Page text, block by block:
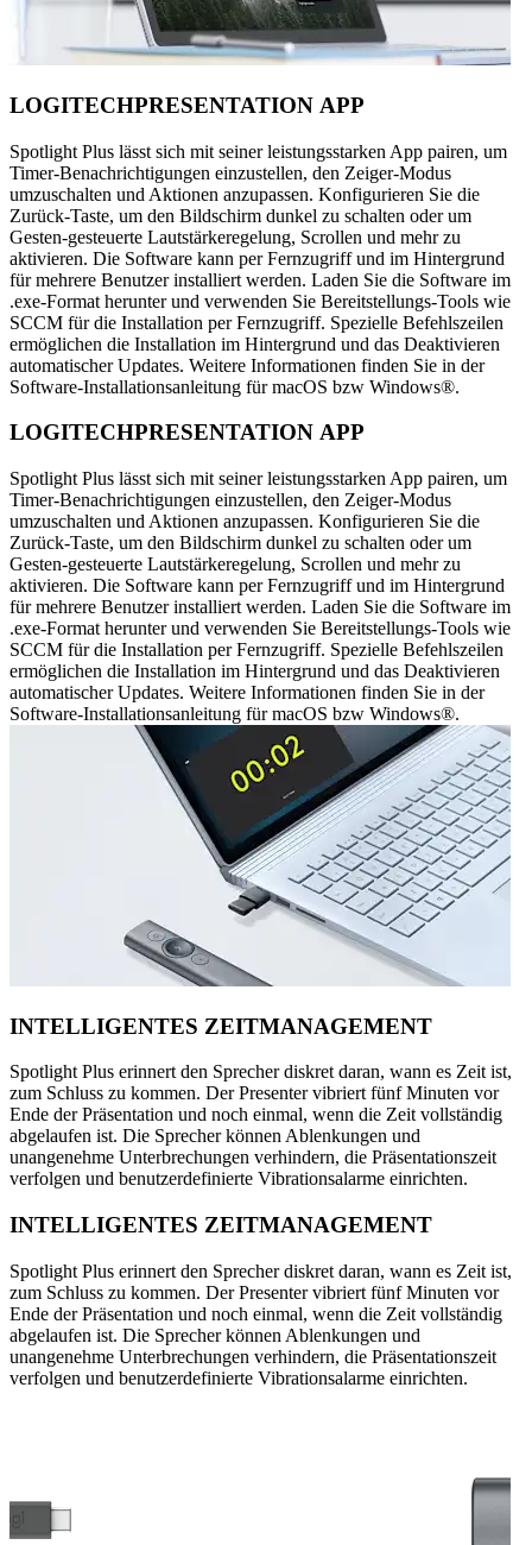
LOGITECH­PRESENTATION APP
Spotlight Plus lässt sich mit seiner leistungsstarken App pairen, um
Timer-Benachrichtigungen einzustellen, den Zeiger-Modus
umzuschalten und Aktionen anzupassen. Konfigurieren Sie die
Zurück-Taste, um den Bildschirm dunkel zu schalten oder um
Gesten-gesteuerte Lautstärkeregelung, Scrollen und mehr zu
aktivieren. Die Software kann per Fernzugriff und im Hintergrund
für mehrere Benutzer installiert werden. Laden Sie die Software im
.exe-Format herunter und verwenden Sie Bereitstellungs-Tools wie
SCCM für die Installation per Fernzugriff. Spezielle Befehlszeilen
ermöglichen die Installation im Hintergrund und das Deaktivieren
automatischer Updates. Weitere Informationen finden Sie in der
Software-Installationsanleitung für macOS bzw Windows®.
LOGITECH­PRESENTATION APP
Spotlight Plus lässt sich mit seiner leistungsstarken App pairen, um
Timer-Benachrichtigungen einzustellen, den Zeiger-Modus
umzuschalten und Aktionen anzupassen. Konfigurieren Sie die
Zurück-Taste, um den Bildschirm dunkel zu schalten oder um
Gesten-gesteuerte Lautstärkeregelung, Scrollen und mehr zu
aktivieren. Die Software kann per Fernzugriff und im Hintergrund
für mehrere Benutzer installiert werden. Laden Sie die Software im
.exe-Format herunter und verwenden Sie Bereitstellungs-Tools wie
SCCM für die Installation per Fernzugriff. Spezielle Befehlszeilen
ermöglichen die Installation im Hintergrund und das Deaktivieren
automatischer Updates. Weitere Informationen finden Sie in der
Software-Installationsanleitung für macOS bzw Windows®.
INTELLIGENTES ZEITMANAGEMENT
Spotlight Plus erinnert den Sprecher diskret daran, wann es Zeit ist,
zum Schluss zu kommen. Der Presenter vibriert fünf Minuten vor
Ende der Präsentation und noch einmal, wenn die Zeit vollständig
abgelaufen ist. Die Sprecher können Ablenkungen und
unangenehme Unterbrechungen verhindern, die Präsentationszeit
verfolgen und benutzerdefinierte Vibrationsalarme einrichten.
INTELLIGENTES ZEITMANAGEMENT
Spotlight Plus erinnert den Sprecher diskret daran, wann es Zeit ist,
zum Schluss zu kommen. Der Presenter vibriert fünf Minuten vor
Ende der Präsentation und noch einmal, wenn die Zeit vollständig
abgelaufen ist. Die Sprecher können Ablenkungen und
unangenehme Unterbrechungen verhindern, die Präsentationszeit
verfolgen und benutzerdefinierte Vibrationsalarme einrichten.